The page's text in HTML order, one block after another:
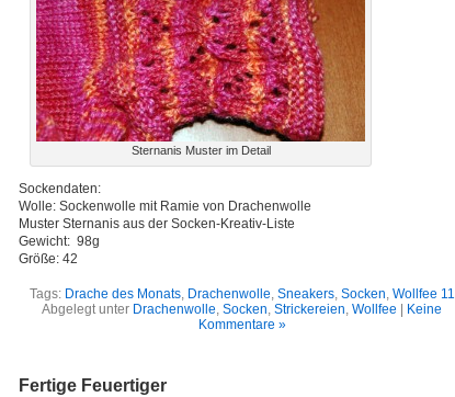
Sternanis Muster im Detail
Sockendaten:
Wolle: Sockenwolle mit Ramie von Drachenwolle
Muster Sternanis aus der Socken-Kreativ-Liste
Gewicht: 98g
Größe: 42
Tags: Drache des Monats, Drachenwolle, Sneakers, Socken, Wollfee 11
Abgelegt unter Drachenwolle, Socken, Strickereien, Wollfee
Keine
Kommentare »
Fertige Feuertiger